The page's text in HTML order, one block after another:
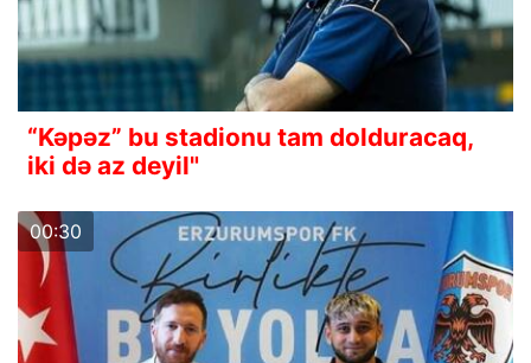
“Kəpəz” bu stadionu tam dolduracaq,
iki də az deyil"
00:30